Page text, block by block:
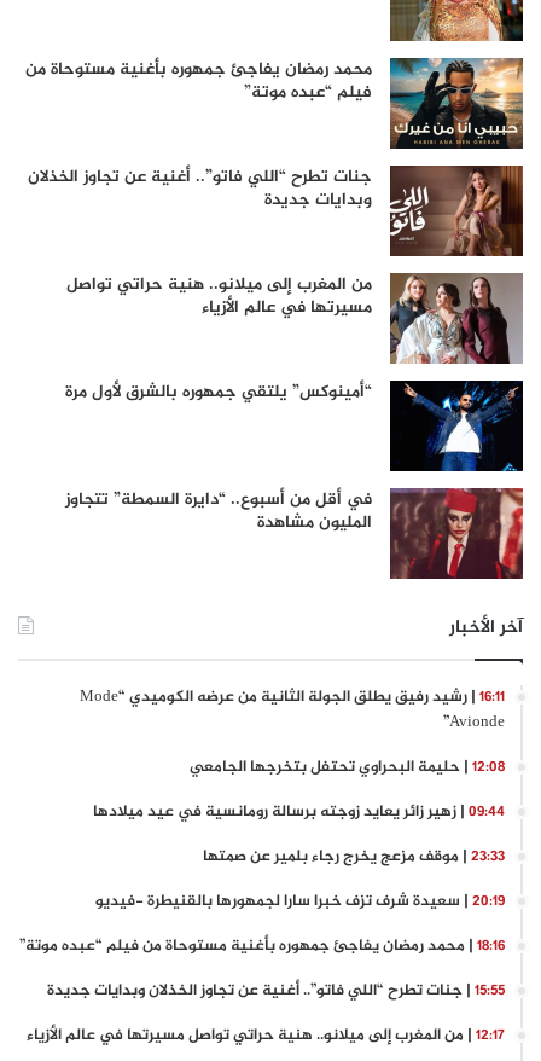
محمد رمضان يفاجئ جمهوره بأغنية مستوحاة من
فيلم “عبده موتة”
جنات تطرح “اللي فاتو”.. أغنية عن تجاوز الخذلان
وبدايات جديدة
من المغرب إلى ميلانو.. هنية حراتي تواصل
مسيرتها في عالم الأزياء
“أمينوكس” يلتقي جمهوره بالشرق لأول مرة
في أقل من أسبوع.. “دايرة السمطة” تتجاوز
المليون مشاهدة
آخر الأخبار
16:11
| رشيد رفيق يطلق الجولة الثانية من عرضه الكوميدي “Mode
Avionde”
12:08 | حليمة البحراوي تحتفل بتخرجها الجامعي
09:44 | زهير زائر يعايد زوجته برسالة رومانسية في عيد ميلادها
23:33 | موقف مزعج يخرج رجاء بلمير عن صمتها
20:19 | سعيدة شرف تزف خبرا سارا لجمهورها بالقنيطرة -فيديو
18:16 | محمد رمضان يفاجئ جمهوره بأغنية مستوحاة من فيلم “عبده موتة”
15:55 | جنات تطرح “اللي فاتو”.. أغنية عن تجاوز الخذلان وبدايات جديدة
12:17 | من المغرب إلى ميلانو.. هنية حراتي تواصل مسيرتها في عالم الأزياء